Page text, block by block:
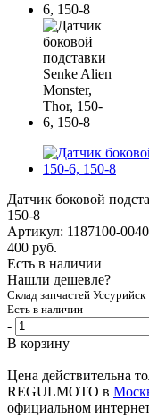
Датчик боковой
150-8
Артикул: 1187100-
400 руб.
Есть в наличии
Нашли дешевле?
Склад запчастей Уссурийск
Есть в наличии
-
В корзину
Цена действительна
REGULMOTO в
официальном